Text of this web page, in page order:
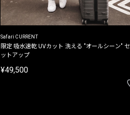
Safari CURRENT
限定 吸水速乾 UVカット 洗える "オールシーン" セ
ットアップ
¥49,500